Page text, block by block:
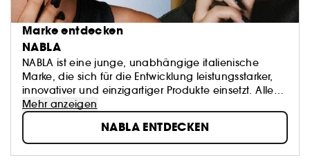
Marke entdecken
NABLA
NABLA ist eine junge, unabhängige italienische
Marke, die sich für die Entwicklung leistungsstarker,
innovativer und einzigartiger Produkte einsetzt. Alle
NABLA-Produkte werden mit den besten veganen
und tierversuchsfreien Inhaltsstoffen und den
fortschrittlichsten Technologien hergestellt, um den
Ausdruck Deines eigenen Stils zu fördern!
Mehr anzeigen
NABLA ENTDECKEN